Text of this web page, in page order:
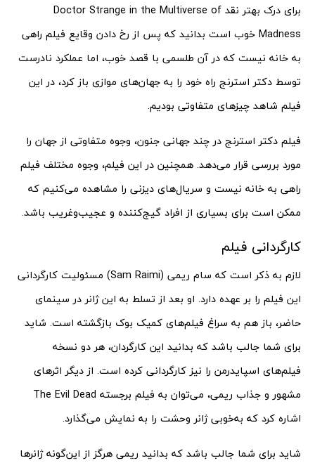
برای درک بهتر نقد Doctor Strange in the Multiverse of
Madness خوب است بدانید که پس از رخ دادن وقایع فیلم راهی
به خانه نیست که در آن طلسمی با قصد خوب، اما عملکرد نادرست
توسط دکتر استرنج راه خود را به جهان‌های موازی باز کرد، در این
فیلم شاهد چیزهای متفاوتی بودیم.
فیلم دکتر استرنج در چند جهانی جنون، وجوه متفاوتی از جهان را
مورد بررسی قرار می‌دهد. همچنین در این فیلم، وجوه مختلف فیلم
راهی به خانه نیست و سریال‌های دیزنی را مشاهده می‌کنیم که
ممکن است برای بسیاری از افراد گیج‌کننده و عجیب‌وغریب باشد.
کارگردانی فیلم
لازم به ذکر است که سام ریمی (Sam Raimi) مسئولیت کارگردانی
این فیلم را بر عهده دارد. او بعد از تسلط به این ژانر در سینمای
حاضر، باز هم به سراغ فیلم‌های کمیک بوک بازگشته است. شاید
برای شما جالب باشد که بدانید این کارگردان، هر دو نسخه
فیلم‌های اسپایدرمن را نیز کارگردانی کرده است. از دیگر اثرهای
مشهور و جذاب ریمی، می‌توان به فیلم برجسته The Evil Dead
اشاره کرد که به‌خوبی ژانر وحشت را به نمایش می‌گذارد.
شاید برای شما جالب باشد که بدانید ریمی هرگز از این‌گونه ژانرها